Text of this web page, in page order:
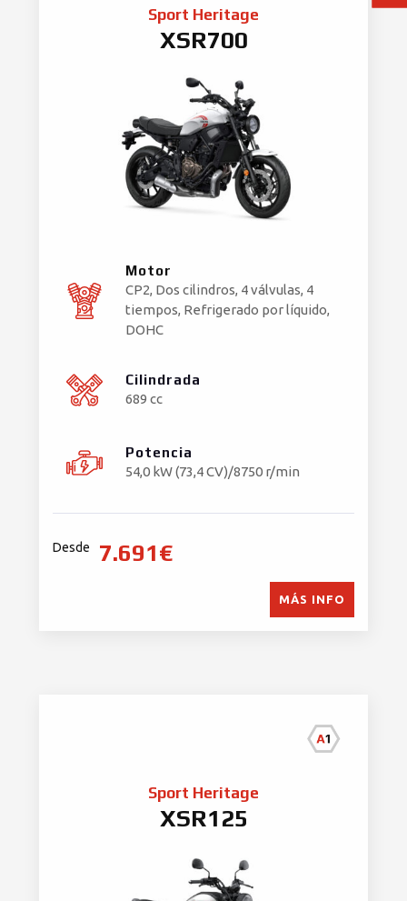
Sport Heritage
XSR700
Motor
CP2, Dos cilindros, 4 válvulas, 4
tiempos, Refrigerado por líquido,
DOHC
Cilindrada
689 cc
Potencia
54,0 kW (73,4 CV)/8750 r/min
Desde 7.691€
MÁS INFO
Sport Heritage
XSR125